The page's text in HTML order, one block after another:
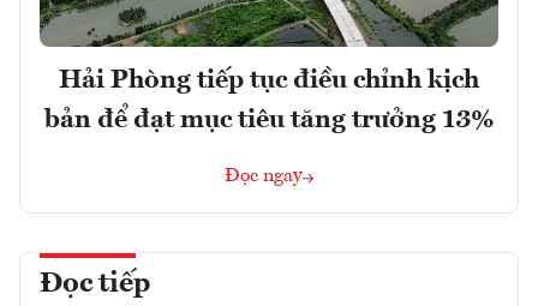
Hải Phòng tiếp tục điều chỉnh kịch
bản để đạt mục tiêu tăng trưởng 13%
Đọc ngay
Đọc tiếp